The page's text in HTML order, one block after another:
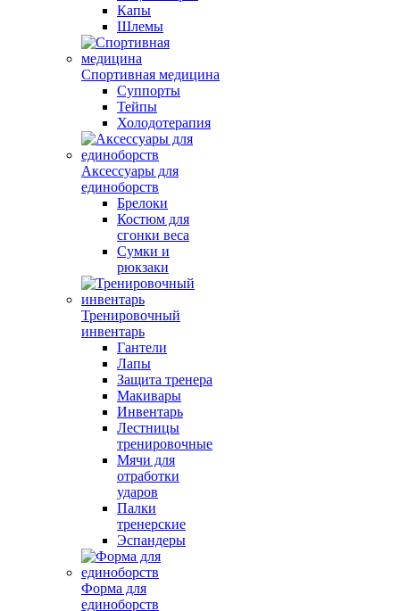
Капы
Шлемы
Спортивная медицина
Суппорты
Тейпы
Холодотерапия
Аксессуары для
единоборств
Брелоки
Костюм для
сгонки веса
Сумки и
рюкзаки
Тренировочный
инвентарь
Гантели
Лапы
Защита тренера
Макивары
Инвентарь
Лестницы
тренировочные
Мячи для
отработки
ударов
Палки
тренерские
Эспандеры
Форма для
единоборств